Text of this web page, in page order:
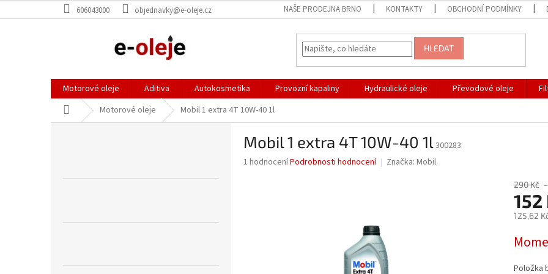
na
606043000 objednavky@e-oleje.cz NAŠE PRODEJNA BRNO KONTAKTY OBCHODNÍ PODMÍNKY
HLEDAT
Motorové oleje Aditiva Autokosmetika Provozní kapaliny Hydraulické oleje Převodové oleje
Domů Motorové oleje Mobil 1 extra 4T 10W-40 1l
Mobil 1 extra 4T 10W-40 1l300283
Průměrné
1 hodnoceníPodrobnosti hodnocení Značka: Mobil
290 Kč
152
125,62
cena:
Položka